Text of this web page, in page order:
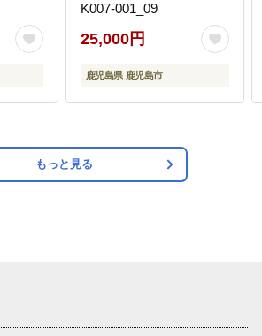
K007-001_09
25,000円
鹿児島県 鹿児島市
もっと見る